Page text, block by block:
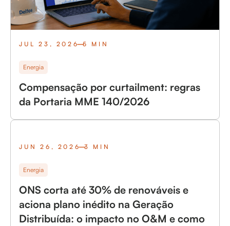
JUL 23, 2026 5 MIN
Energia
Compensação por curtailment: regras
da Portaria MME 140/2026
JUN 26, 2026 3 MIN
Energia
ONS corta até 30% de renováveis e
aciona plano inédito na Geração
Distribuída: o impacto no O&M e como